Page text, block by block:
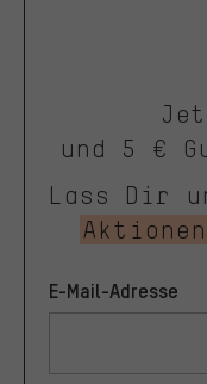
und 5 €
Lass Dir
Aktionen
E-Mail-Adresse